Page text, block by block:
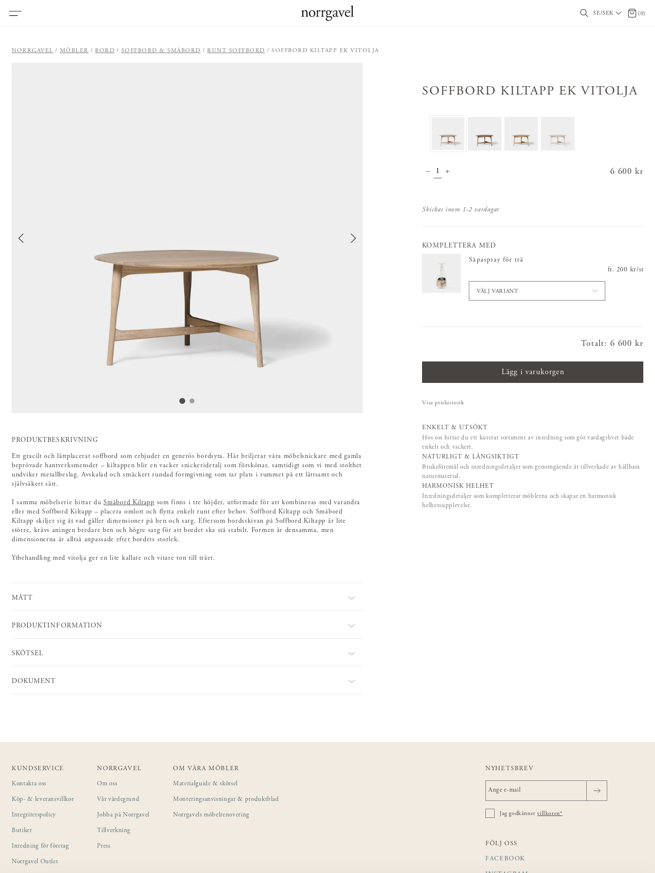
SE/SEK 0 (0)
NORRGAVEL MÖBLER BORD SOFFBORD & SMÅBORD RUNT SOFFBORD SOFFBORD KILTAPP EK VITOLJA
SOFFBORD KILTAPP EK VITOLJA
Pris:
6 600 kr
Skickas inom 1-2 vardagar
KOMPLETTERA MED
Såpaspray för trä
fr. Pris :200 kr
200 kr/st
VÄLJ VARIANT
Totalt: Pris:
6 600 kr
Lägg i varukorgen
Visa prishistorik
ENKELT & UTSÖKT
Hos oss hittar du ett kurerat sortiment av inredning som gör vardagslivet både
enkelt och vackert.
NATURLIGT & LÅNGSIKTIGT
Bruksföremål och inredningsdetaljer som genomgående är tillverkade av hållbara
naturmaterial.
HARMONISK HELHET
Inredningsdetaljer som kompletterar möblerna och skapar en harmonisk
helhetsupplevelse.
PRODUKTBESKRIVNING
Ett gracilt och lättplacerat soffbord som erbjuder en generös bordsyta. Här briljerar våra möbelsnickare med gamla
beprövade hantverksmetoder – kiltappen blir en vacker snickeridetalj som förskönar, samtidigt som vi med stolthet
undviker metallbeslag. Avskalad och smäckert rundad formgivning som tar plats i rummet på ett lättsamt och
självsäkert sätt.
I samma möbelserie hittar duSmåbord Kiltapp som finns i tre höjder, utformade för att kombineras med varandra
eller med Soffbord Kiltapp – placera omlott och flytta enkelt runt efter behov. Soffbord Kiltapp och Småbord
Kiltapp skiljer sig åt vad gäller dimensioner på ben och sarg. Eftersom bordsskivan på Soffbord Kiltapp är lite
större, krävs aningen bredare ben och högre sarg för att bordet ska stå stabilt. Formen är densamma, men
dimensionerna är alltså anpassade efter bordets storlek.
Ytbehandling med vitolja ger en lite kallare och vitare ton till träet.
MÅTT
PRODUKTINFORMATION
SKÖTSEL
DOKUMENT
KUNDSERVICE
Kontakta oss
Köp- & leveransvillkor
Integritetspolicy
Butiker
Inredning för företag
Norrgavel Outlet
NORRGAVEL
Om oss
Vår värdegrund
Jobba på Norrgavel
Tillverkning
Press
OM VÅRA MÖBLER
Materialguide & skötsel
Monteringsanvisningar & produktblad
Norrgavels möbelrenovering
NYHETSBREV
Jag godkännervillkoren*
FÖLJ OSS
FACEBOOK